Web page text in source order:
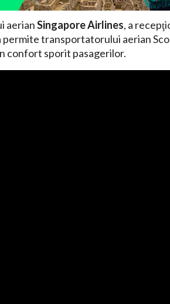
aerianSingapore Airlines, a
transportatorului aerian
confort sporit pasagerilor.